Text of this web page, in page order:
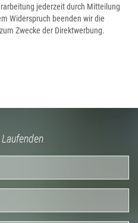
jederzeit durch Mitteilung
Widerspruch beenden wir die
Zwecke der Direktwerbung.